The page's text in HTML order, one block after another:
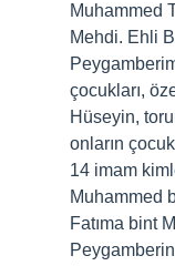
Muhammed
Mehdi. Ehli
çocukları,
Hüseyin,
onların
14 imam
Muhammed
Fatıma bint